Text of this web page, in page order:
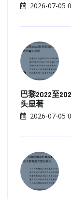
2026-07-05
巴黎2022至
头显著
2026-07-05